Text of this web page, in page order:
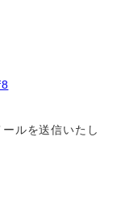
ルを送信いたし